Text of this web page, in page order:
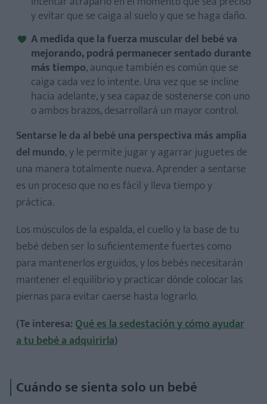
y evitar que se caiga al suelo y que se haga daño.
A medida que la fuerza muscular del bebé va
mejorando, podrá permanecer sentado durante
más tiempo, aunque también es común que se
caiga cada vez lo intente. Una vez que se incline
hacia adelante, y sea capaz de sostenerse con uno
o ambos brazos, desarrollará un mayor control.
Sentarse le da al bebé una perspectiva más amplia
del mundo, y le permite jugar y agarrar juguetes de
una manera totalmente nueva. Aprender a sentarse
es un proceso que no es fácil y lleva tiempo y
práctica.
Los músculos de la espalda, el cuello y la base de tu
bebé deben ser lo suficientemente fuertes como
para mantenerlos erguidos, y los bebés necesitarán
mantener el equilibrio y practicar dónde colocar las
piernas para evitar caerse hasta lograrlo.
(Te interesa: Qué es la sedestación y cómo ayudar
a tu bebé a adquirirla)
Cuándo se sienta solo un bebé